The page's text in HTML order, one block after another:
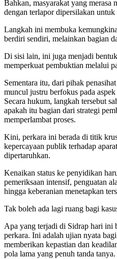
Bahkan, masyarakat yang merasa
dengan terlapor dipersilakan untuk
Langkah ini membuka
berdiri sendiri, melainkan bagian
Di sisi lain, ini juga menjadi
memperkuat pembuktian melalui
Sementara itu, dari pihak
muncul justru berfokus pada
Secara hukum, langkah tersebut
apakah itu bagian dari strategi
memperlambat proses.
Kini, perkara ini berada di titik
kepercayaan publik terhadap
dipertaruhkan.
Kenaikan status ke penyidikan
pemeriksaan intensif, penguatan
hingga keberanian menetapkan
Tak boleh ada lagi ruang bagi
Apa yang terjadi di Sidrap hari ini
perkara. Ini adalah ujian nyata
memberikan kepastian dan
pola lama yang penuh tanda tanya.